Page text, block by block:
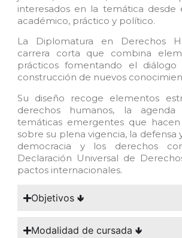
interesados en la temática
académico, práctico y político.
La Diplomatura en Derechos
carrera corta que combina
prácticos fomentando el
construcción de nuevos
Su diseño recoge elementos
derechos humanos, la
temáticas emergentes que
sobre su plena vigencia, la defensa
democracia y los derechos
Declaración Universal de
pactos internacionales.
Objetivos 🢃
Modalidad de cursada 🢃